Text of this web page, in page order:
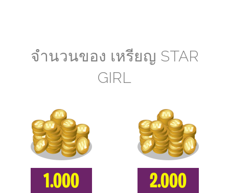
จำนวนของ เหรียญ STAR
GIRL
1.000 2.000